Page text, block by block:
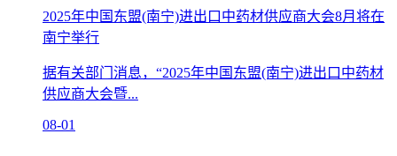
2025年中国东盟(南宁)进出口中药材供应商大会8月将在
南宁举行
据有关部门消息，“2025年中国东盟(南宁)进出口中药材
供应商大会暨...
08-01